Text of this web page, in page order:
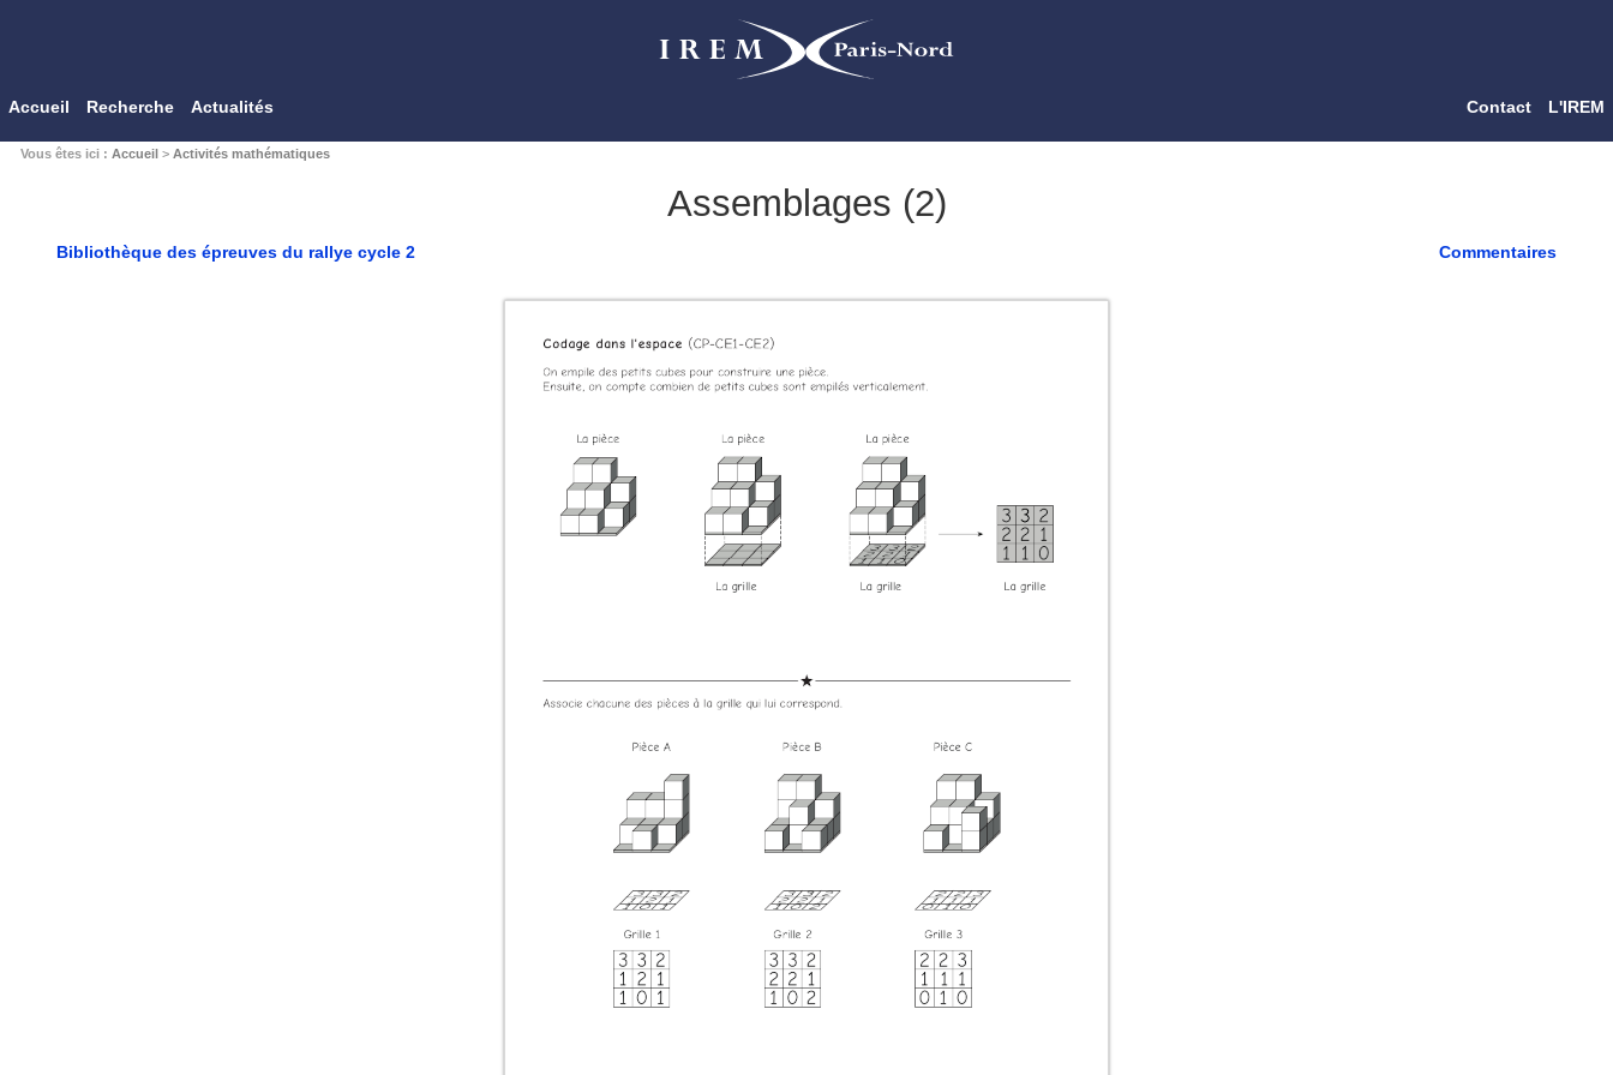
Accueil Recherche Actualités Contact L'IREM
Vous êtes ici : Accueil> Activités mathématiques
Assemblages (2)
Commentaires
Bibliothèque des épreuves du rallye cycle 2